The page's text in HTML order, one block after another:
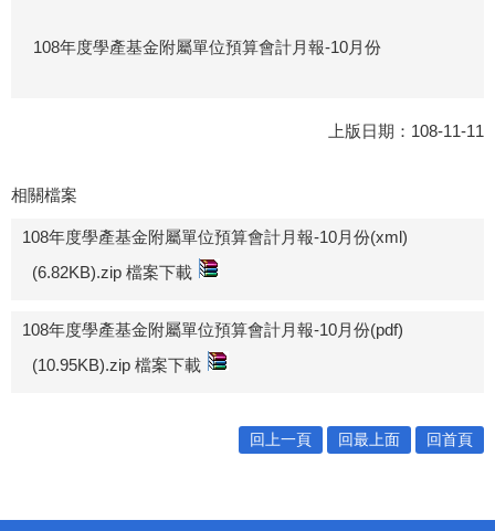
108年度學產基金附屬單位預算會計月報-10月份
上版日期：108-11-11
相關檔案
108年度學產基金附屬單位預算會計月報-10月份(xml)
(6.82KB).zip 檔案下載
108年度學產基金附屬單位預算會計月報-10月份(pdf)
(10.95KB).zip 檔案下載
回上一頁 回最上面 回首頁